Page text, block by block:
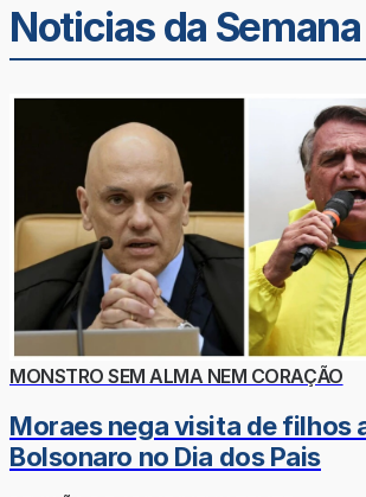
Noticias da Semana
MONSTRO SEM ALMA NEM CORAÇÃO
Moraes nega visita de filhos
Bolsonaro no Dia dos Pais